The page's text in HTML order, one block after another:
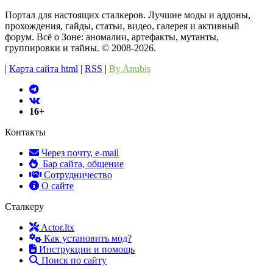
Портал для настоящих сталкеров. Лучшие моды и аддоны,
прохождения, гайды, статьи, видео, галерея и активный
форум. Всё о Зоне: аномалии, артефакты, мутанты,
группировки и тайны. ©️ 2008-2026.
| Карта сайта html | RSS | By Anubis
16+
Контакты
Через почту, e-mail
Бар сайта, общение
Сотрудничество
О сайте
Сталкеру
Actor.ltx
Как установить мод?
Инструкции и помощь
Поиск по сайту